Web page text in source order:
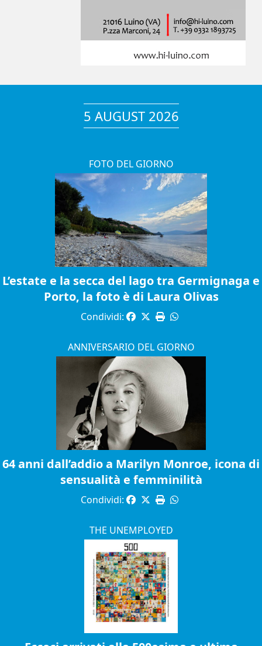
5 AUGUST 2026
FOTO DEL GIORNO
L’estate e la secca del lago tra Germignaga e
Porto, la foto è di Laura Olivas
Condividi:
ANNIVERSARIO DEL GIORNO
64 anni dall’addio a Marilyn Monroe, icona di
sensualità e femminilità
Condividi:
THE UNEMPLOYED